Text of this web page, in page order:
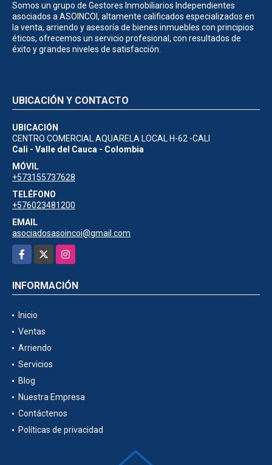
Somos un grupo de Gestores Inmobiliarios Independientes
asociados a ASOINCOI, altamente calificados especializados en
la venta, arriendo y asesoría de bienes inmuebles con principios
éticos, ofrecemos un servicio profesional, con resultados de
éxito y grandes niveles de satisfacción.
UBICACIÓN Y CONTACTO
UBICACIÓN
CENTRO COMERCIAL AQUARELA LOCAL H-62 -CALI
Cali - Valle del Cauca - Colombia
MÓVIL
+573155737628
TELÉFONO
+576023481200
EMAIL
asociadosasoincoi@gmail.com
Facebook
Instagram
INFORMACIÓN
Inicio
Ventas
Arriendo
Servicios
Blog
Nuestra Empresa
Contáctenos
Políticas de privacidad